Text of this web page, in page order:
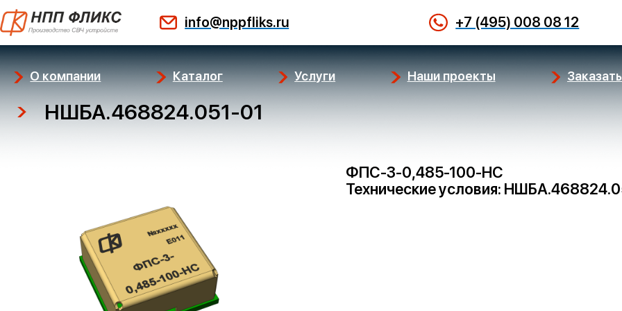
Перейти
к
содержимому
info@nppfliks.ru +7 (495) 008 08 12
О компании Каталог Услуги Наши проекты
НШБА.468824.051-01
ФПС-3-0,485-100-НС
Технические условия: